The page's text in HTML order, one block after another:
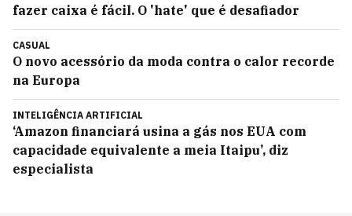
fazer caixa é fácil. O 'hate' que é desafiador
CASUAL
O novo acessório da moda contra o calor recorde
na Europa
INTELIGÊNCIA ARTIFICIAL
‘Amazon financiará usina a gás nos EUA com
capacidade equivalente a meia Itaipu’, diz
especialista